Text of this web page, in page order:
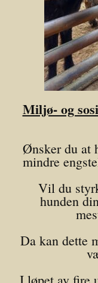
Miljø- og
Ønsker du at
mindre
Vil du
hunden
Da kan dette